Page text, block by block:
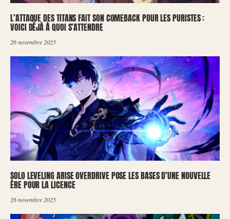
L’ATTAQUE DES TITANS FAIT SON COMEBACK POUR LES PURISTES :
VOICI DÉJÀ À QUOI S’ATTENDRE
26 novembre 2025
SOLO LEVELING ARISE OVERDRIVE POSE LES BASES D’UNE NOUVELLE
ÈRE POUR LA LICENCE
26 novembre 2025